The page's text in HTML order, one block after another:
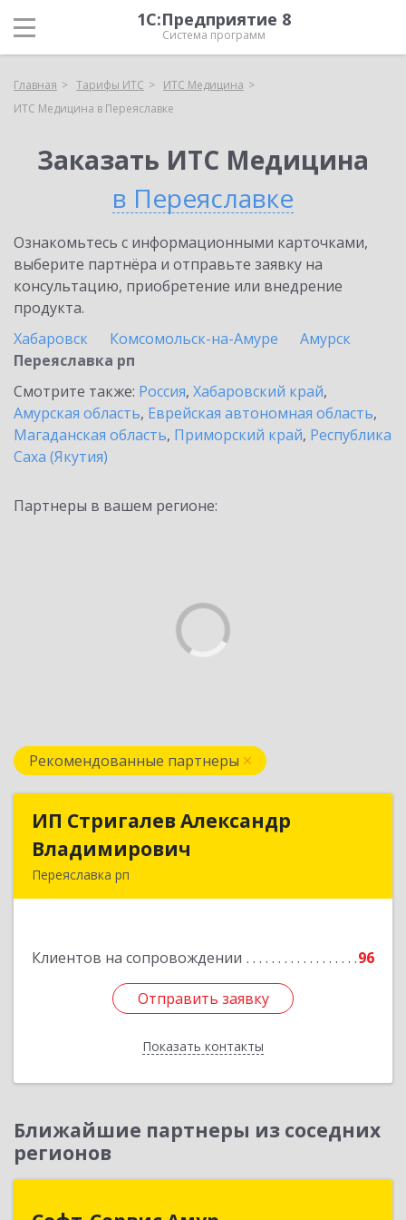
1С:Предприятие 8
Система программ
Главная Тарифы ИТС
ИТС Медицина
ИТС Медицина в Переяславке
Заказать ИТС Медицина
в Переяславке
Ознакомьтесь с информационными карточками,
выберите партнёра и отправьте заявку на
консультацию, приобретение или внедрение
продукта.
Хабаровск
Комсомольск-на-Амуре
Амурск
Переяславка рп
Смотрите также: Россия, Хабаровский край,
Амурская область, Еврейская автономная область,
Магаданская область, Приморский край, Республика
Саха (Якутия)
Партнеры в вашем регионе:
Рекомендованные партнеры
ИП Стригалев Александр
Владимирович
Переяславка рп
Клиентов на сопровождении 96
Отправить заявку
Показать контакты
ИП Стригалев Александр
Подробнее
Отправить заявку
Назад
Ближайшие партнеры из соседних
регионов